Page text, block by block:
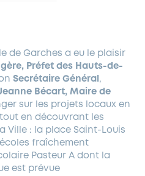
ARBORÉ
de Garches a eu le plaisir
Préfet des Hauts-de-
Secrétaire Général ,
Bécart, Maire de
sur les projets locaux en
en découvrant les
Ville : la place Saint-Louis
fraîchement
Pasteur A dont la
est prévue